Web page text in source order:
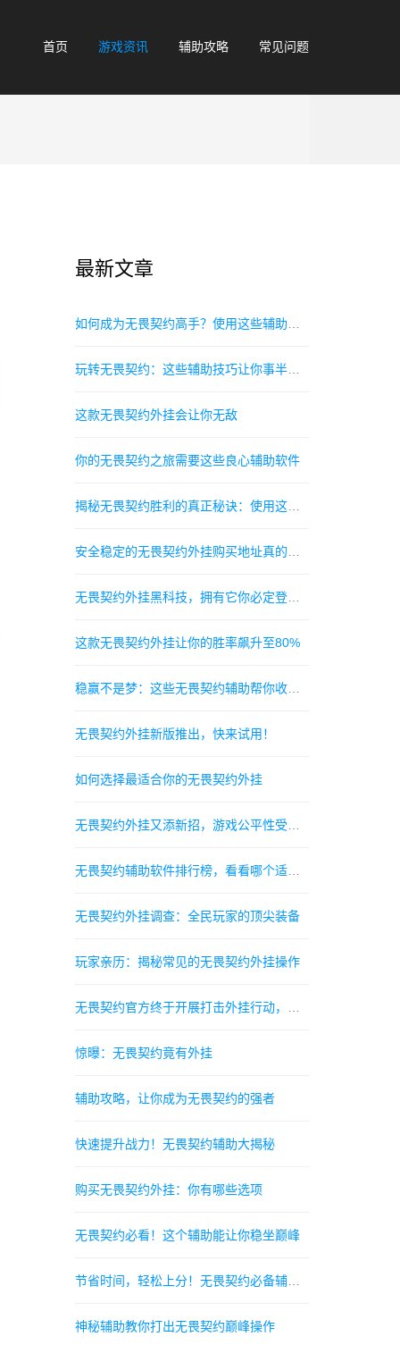
首页 游戏资讯 辅助攻略 常见问题
最新文章
玩转无畏契约：这些辅助技巧让你事半功倍
这款无畏契约外挂会让你无敌
你的无畏契约之旅需要这些良心辅助软件
揭秘无畏契约胜利的真正秘诀：使用这些辅助助你一臂之力
无畏契约外挂黑科技，拥有它你必定登顶最强无畏契约！
这款无畏契约外挂让你的胜率飙升至80%
稳赢不是梦：这些无畏契约辅助帮你收割胜利
无畏契约外挂新版推出，快来试用！
如何选择最适合你的无畏契约外挂
无畏契约辅助软件排行榜，看看哪个适合你
无畏契约外挂调查：全民玩家的顶尖装备
玩家亲历：揭秘常见的无畏契约外挂操作
惊曝：无畏契约竟有外挂
辅助攻略，让你成为无畏契约的强者
快速提升战力！无畏契约辅助大揭秘
购买无畏契约外挂：你有哪些选项
无畏契约必看！这个辅助能让你稳坐巅峰
节省时间，轻松上分！无畏契约必备辅助软件
神秘辅助教你打出无畏契约巅峰操作